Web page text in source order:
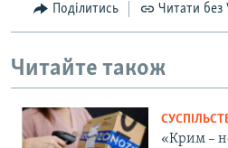
Поділитись Читати без
Читайте також
«Крим –